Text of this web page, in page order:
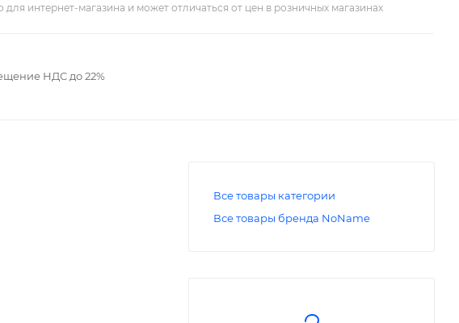
для интернет-магазина и может отличаться от цен в розничных магазинах
НДС до 22%
Все товары категории
Все товары бренда NoName